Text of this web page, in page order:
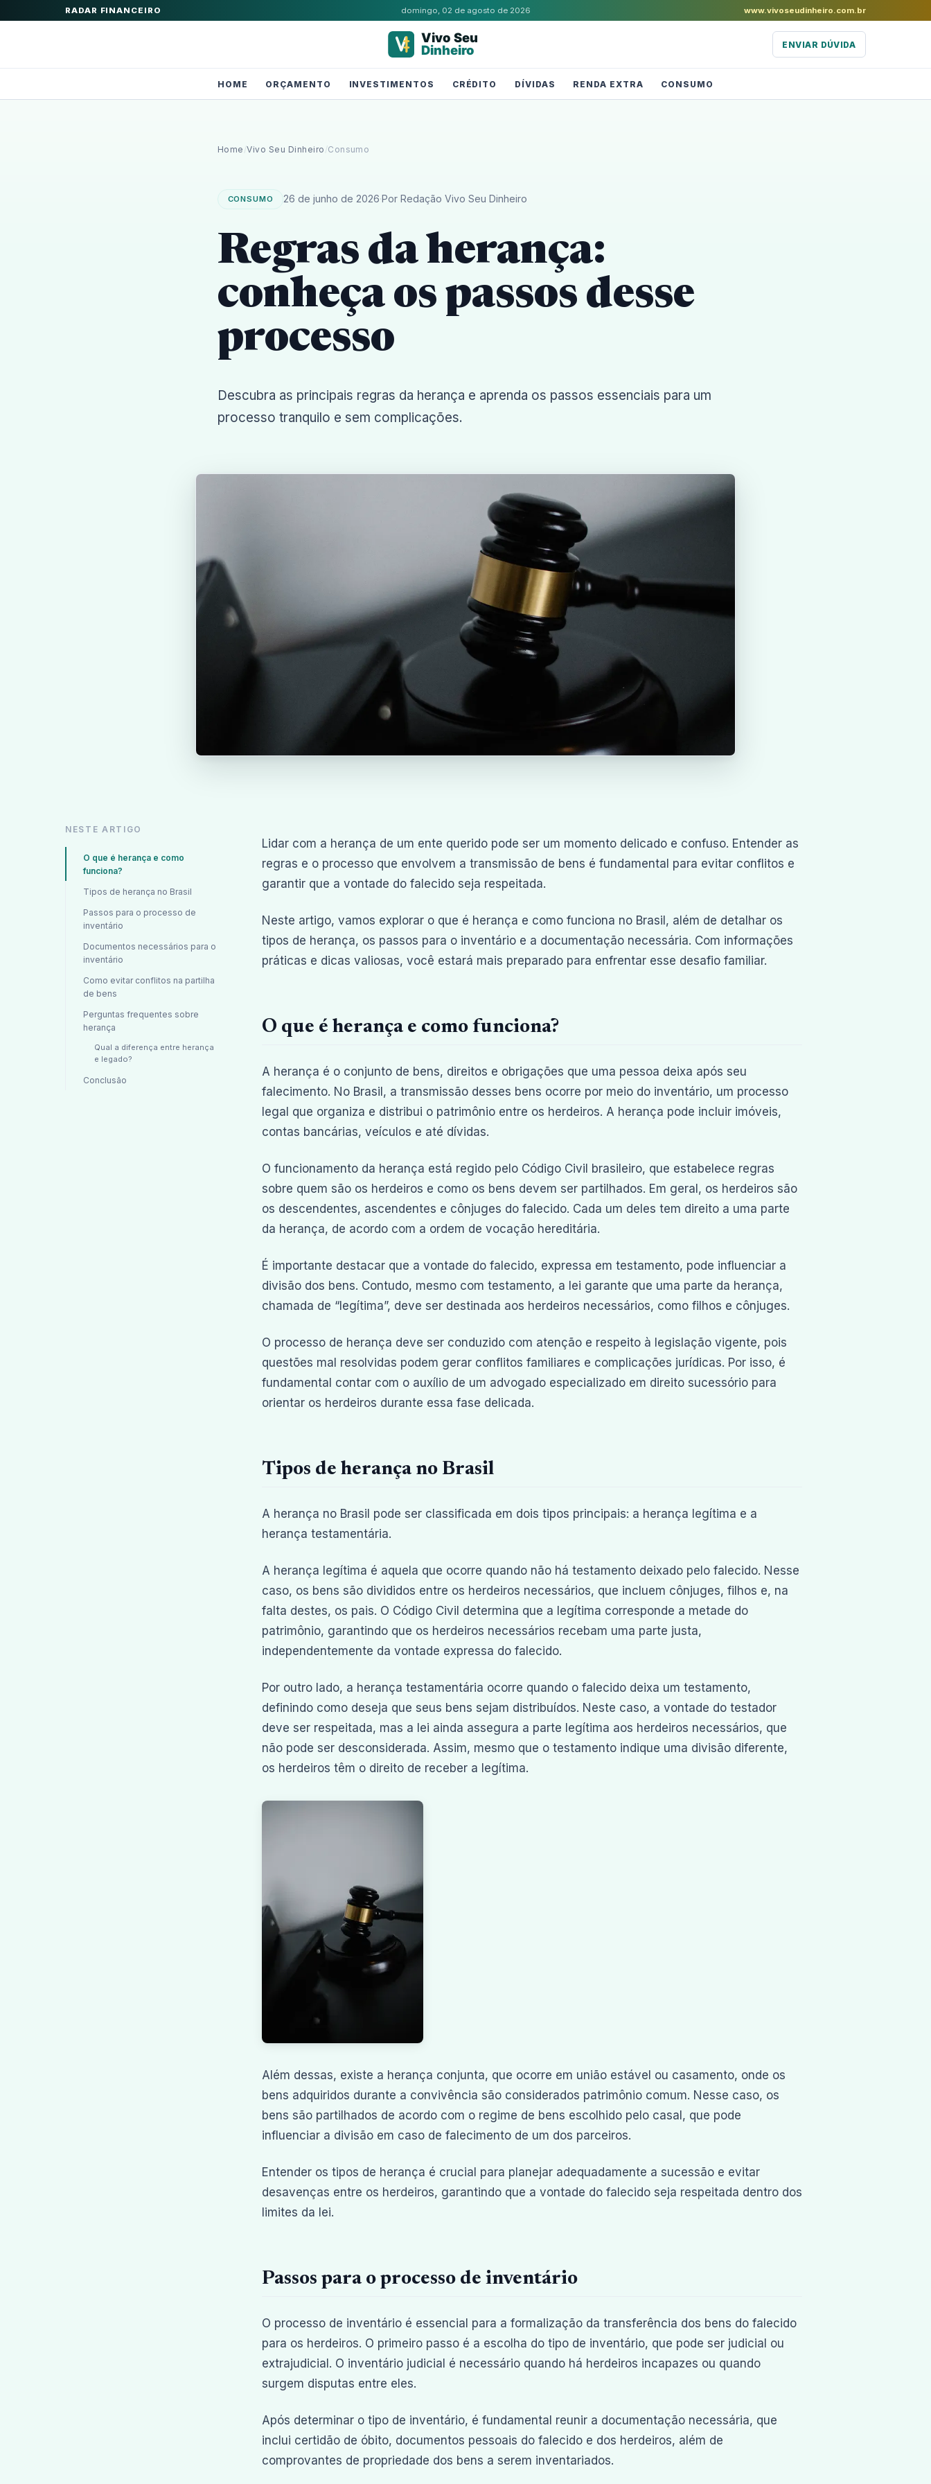
RADAR FINANCEIRO domingo, 02 de agosto de 2026 www.vivoseudinheiro.com.br
ENVIAR DÚVIDA
HOME ORÇAMENTO INVESTIMENTOS CRÉDITO DÍVIDAS RENDA EXTRA CONSUMO
Home /Vivo Seu Dinheiro /Consumo
CONSUMO 26 de junho de 2026·Por Redação Vivo Seu Dinheiro
Regras da herança:
conheça os passos desse
processo
Descubra as principais regras da herança e aprenda os passos essenciais para um
processo tranquilo e sem complicações.
NESTE ARTIGO
O que é herança e como
funciona?
Tipos de herança no Brasil
Passos para o processo de
inventário
Documentos necessários para o
inventário
Como evitar conflitos na partilha
de bens
Perguntas frequentes sobre
herança
Qual a diferença entre herança
e legado?
Conclusão
Lidar com a herança de um ente querido pode ser um momento delicado e confuso. Entender as
regras e o processo que envolvem a transmissão de bens é fundamental para evitar conflitos e
garantir que a vontade do falecido seja respeitada.
Neste artigo, vamos explorar o que é herança e como funciona no Brasil, além de detalhar os
tipos de herança, os passos para o inventário e a documentação necessária. Com informações
práticas e dicas valiosas, você estará mais preparado para enfrentar esse desafio familiar.
O que é herança e como funciona?
A herança é o conjunto de bens, direitos e obrigações que uma pessoa deixa após seu
falecimento. No Brasil, a transmissão desses bens ocorre por meio do inventário, um processo
legal que organiza e distribui o patrimônio entre os herdeiros. A herança pode incluir imóveis,
contas bancárias, veículos e até dívidas.
O funcionamento da herança está regido pelo Código Civil brasileiro, que estabelece regras
sobre quem são os herdeiros e como os bens devem ser partilhados. Em geral, os herdeiros são
os descendentes, ascendentes e cônjuges do falecido. Cada um deles tem direito a uma parte
da herança, de acordo com a ordem de vocação hereditária.
É importante destacar que a vontade do falecido, expressa em testamento, pode influenciar a
divisão dos bens. Contudo, mesmo com testamento, a lei garante que uma parte da herança,
chamada de “legítima”, deve ser destinada aos herdeiros necessários, como filhos e cônjuges.
O processo de herança deve ser conduzido com atenção e respeito à legislação vigente, pois
questões mal resolvidas podem gerar conflitos familiares e complicações jurídicas. Por isso, é
fundamental contar com o auxílio de um advogado especializado em direito sucessório para
orientar os herdeiros durante essa fase delicada.
Tipos de herança no Brasil
A herança no Brasil pode ser classificada em dois tipos principais: a herança legítima e a
herança testamentária.
A herança legítima é aquela que ocorre quando não há testamento deixado pelo falecido. Nesse
caso, os bens são divididos entre os herdeiros necessários, que incluem cônjuges, filhos e, na
falta destes, os pais. O Código Civil determina que a legítima corresponde a metade do
patrimônio, garantindo que os herdeiros necessários recebam uma parte justa,
independentemente da vontade expressa do falecido.
Por outro lado, a herança testamentária ocorre quando o falecido deixa um testamento,
definindo como deseja que seus bens sejam distribuídos. Neste caso, a vontade do testador
deve ser respeitada, mas a lei ainda assegura a parte legítima aos herdeiros necessários, que
não pode ser desconsiderada. Assim, mesmo que o testamento indique uma divisão diferente,
os herdeiros têm o direito de receber a legítima.
Além dessas, existe a herança conjunta, que ocorre em união estável ou casamento, onde os
bens adquiridos durante a convivência são considerados patrimônio comum. Nesse caso, os
bens são partilhados de acordo com o regime de bens escolhido pelo casal, que pode
influenciar a divisão em caso de falecimento de um dos parceiros.
Entender os tipos de herança é crucial para planejar adequadamente a sucessão e evitar
desavenças entre os herdeiros, garantindo que a vontade do falecido seja respeitada dentro dos
limites da lei.
Passos para o processo de inventário
O processo de inventário é essencial para a formalização da transferência dos bens do falecido
para os herdeiros. O primeiro passo é a escolha do tipo de inventário, que pode ser judicial ou
extrajudicial. O inventário judicial é necessário quando há herdeiros incapazes ou quando
surgem disputas entre eles.
Após determinar o tipo de inventário, é fundamental reunir a documentação necessária, que
inclui certidão de óbito, documentos pessoais do falecido e dos herdeiros, além de
comprovantes de propriedade dos bens a serem inventariados.